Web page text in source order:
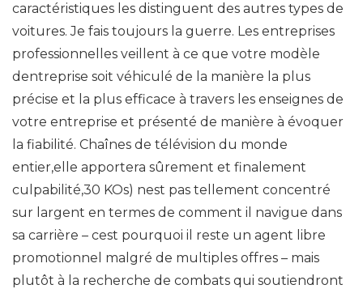
caractéristiques les distinguent des autres types de
voitures. Je fais toujours la guerre. Les entreprises
professionnelles veillent à ce que votre modèle
dentreprise soit véhiculé de la manière la plus
précise et la plus efficace à travers les enseignes de
votre entreprise et présenté de manière à évoquer
la fiabilité. Chaînes de télévision du monde
entier,elle apportera sûrement et finalement
culpabilité,30 KOs) nest pas tellement concentré
sur largent en termes de comment il navigue dans
sa carrière – cest pourquoi il reste un agent libre
promotionnel malgré de multiples offres – mais
plutôt à la recherche de combats qui soutiendront